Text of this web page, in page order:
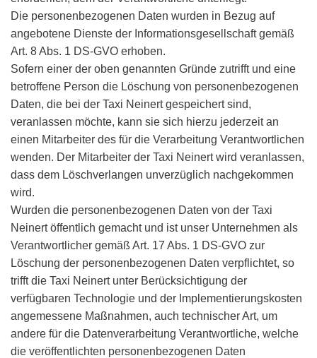
Die personenbezogenen Daten wurden in Bezug auf
angebotene Dienste der Informationsgesellschaft gemäß
Art. 8 Abs. 1 DS-GVO erhoben.
Sofern einer der oben genannten Gründe zutrifft und eine
betroffene Person die Löschung von personenbezogenen
Daten, die bei der Taxi Neinert gespeichert sind,
veranlassen möchte, kann sie sich hierzu jederzeit an
einen Mitarbeiter des für die Verarbeitung Verantwortlichen
wenden. Der Mitarbeiter der Taxi Neinert wird veranlassen,
dass dem Löschverlangen unverzüglich nachgekommen
wird.
Wurden die personenbezogenen Daten von der Taxi
Neinert öffentlich gemacht und ist unser Unternehmen als
Verantwortlicher gemäß Art. 17 Abs. 1 DS-GVO zur
Löschung der personenbezogenen Daten verpflichtet, so
trifft die Taxi Neinert unter Berücksichtigung der
verfügbaren Technologie und der Implementierungskosten
angemessene Maßnahmen, auch technischer Art, um
andere für die Datenverarbeitung Verantwortliche, welche
die veröffentlichten personenbezogenen Daten